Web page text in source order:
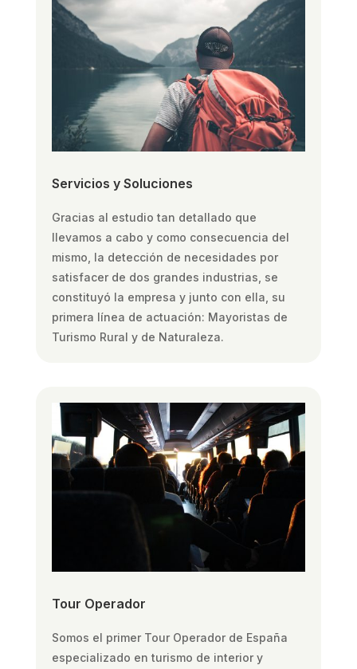
Servicios y Soluciones
Gracias al estudio tan detallado que
llevamos a cabo y como consecuencia del
mismo, la detección de necesidades por
satisfacer de dos grandes industrias, se
constituyó la empresa y junto con ella, su
primera línea de actuación: Mayoristas de
Turismo Rural y de Naturaleza.
Tour Operador
Somos el primer Tour Operador de España
especializado en turismo de interior y